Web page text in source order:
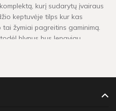
kurį sudarytų įvairaus
keptuvėje tilps kur kas
žymiai pagreitins gaminimą.
blynus bus lengviau
gaminti maistą visai šeimai.
regiono virtuvės įrangos